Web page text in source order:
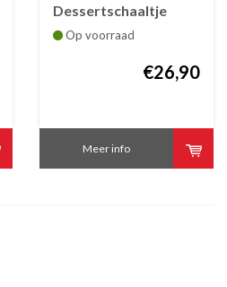
Dessertschaaltje
Petite Fleur 148 mm
Op voorraad
€26,90
Meer info